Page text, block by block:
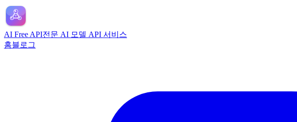
AI Free API전문 AI 모델 API 서비스
홈블로그